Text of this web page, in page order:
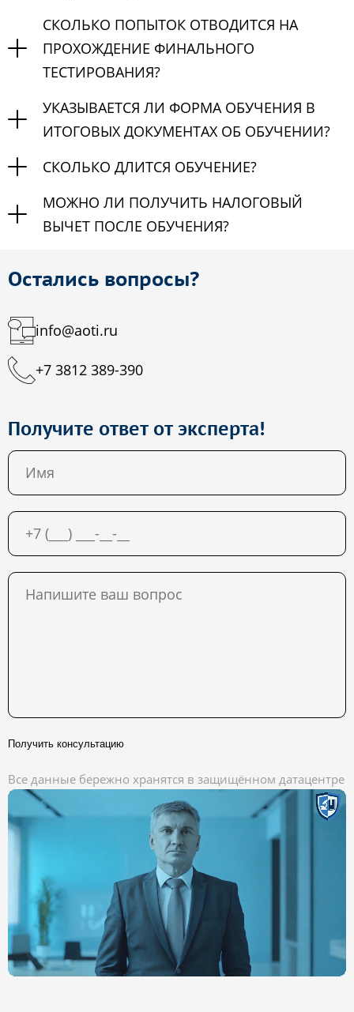
СКОЛЬКО ПОПЫТОК ОТВОДИТСЯ НА
ПРОХОЖДЕНИЕ ФИНАЛЬНОГО
ТЕСТИРОВАНИЯ?
УКАЗЫВАЕТСЯ ЛИ ФОРМА ОБУЧЕНИЯ В
ИТОГОВЫХ ДОКУМЕНТАХ ОБ ОБУЧЕНИИ?
СКОЛЬКО ДЛИТСЯ ОБУЧЕНИЕ?
МОЖНО ЛИ ПОЛУЧИТЬ НАЛОГОВЫЙ
ВЫЧЕТ ПОСЛЕ ОБУЧЕНИЯ?
Остались вопросы?
info@aoti.ru
+7 3812 389-390
Получите ответ от эксперта!
Получить консультацию
Все данные бережно хранятся в защищённом датацентре